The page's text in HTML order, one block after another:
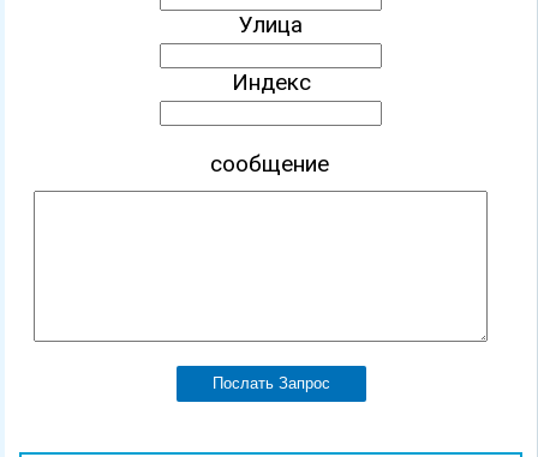
Улица
Индекс
сообщение
Послать Запрос